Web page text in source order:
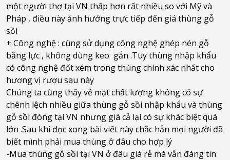
một người thợ tại VN thấp hơn rất nhiều so với Mỹ và
Pháp , điều này ảnh hưởng trực tiếp đến giá thùng gỗ
sồi
+ Công nghệ : cùng sử dụng công nghệ ghép nén gỗ
bằng lực , không dùng keo gắn .Tuy thùng nhập khẩu
có công nghệ đốt xém trong thùng chính xác nhất cho
hương vị rượu sau này
Chúng ta cũng thấy về mặt chất lượng không có sự
chênh lệch nhiều giữa thùng gỗ sồi nhập khẩu và thùng
gỗ sồi đóng tại VN nhưng giá cả lại có sự khác biệt quá
lớn .Sau khi đọc xong bài viết này chắc hẳn mọi người đã
biết mình phải mua thùng ở đâu cho hợp lý
-Mua thùng gỗ sồi tại VN ở đâu giá rẻ mà vẫn đáng tin